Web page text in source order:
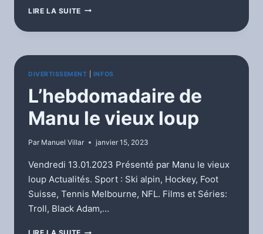
LIRE LA SUITE L’HEBDOMADAIRE
MANU
VIEUX
DIVERTISSEMENT INFOS
L’hebdomadaire de
Manu le vieux loup
Par Manuel Villar janvier 15, 2023
Vendredi 13.01.2023 Présenté par Manu le vieux
loup Actualités. Sport : Ski alpin, Hockey, Foot
Suisse, Tennis Melbourne, NFL. Films et Séries:
Troll, Black Adam,…
L’HEBDOMADAIRE